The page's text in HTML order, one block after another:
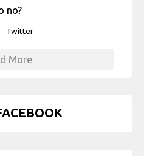
no?
Twitter
More